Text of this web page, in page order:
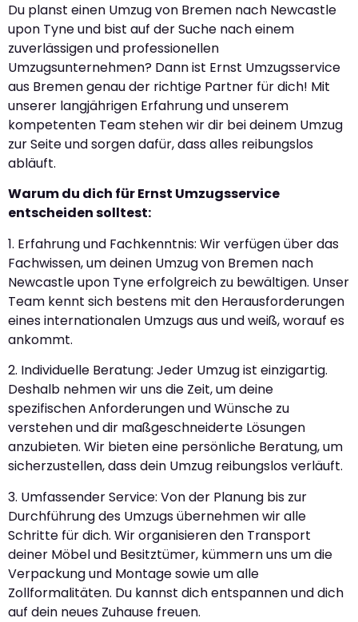
Du planst einen Umzug von Bremen nach Newcastle
upon Tyne und bist auf der Suche nach einem
zuverlässigen und professionellen
Umzugsunternehmen? Dann ist Ernst Umzugsservice
aus Bremen genau der richtige Partner für dich! Mit
unserer langjährigen Erfahrung und unserem
kompetenten Team stehen wir dir bei deinem Umzug
zur Seite und sorgen dafür, dass alles reibungslos
abläuft.
Warum du dich für Ernst Umzugsservice
entscheiden solltest:
1. Erfahrung und Fachkenntnis: Wir verfügen über das
Fachwissen, um deinen Umzug von Bremen nach
Newcastle upon Tyne erfolgreich zu bewältigen. Unser
Team kennt sich bestens mit den Herausforderungen
eines internationalen Umzugs aus und weiß, worauf es
ankommt.
2. Individuelle Beratung: Jeder Umzug ist einzigartig.
Deshalb nehmen wir uns die Zeit, um deine
spezifischen Anforderungen und Wünsche zu
verstehen und dir maßgeschneiderte Lösungen
anzubieten. Wir bieten eine persönliche Beratung, um
sicherzustellen, dass dein Umzug reibungslos verläuft.
3. Umfassender Service: Von der Planung bis zur
Durchführung des Umzugs übernehmen wir alle
Schritte für dich. Wir organisieren den Transport
deiner Möbel und Besitztümer, kümmern uns um die
Verpackung und Montage sowie um alle
Zollformalitäten. Du kannst dich entspannen und dich
auf dein neues Zuhause freuen.